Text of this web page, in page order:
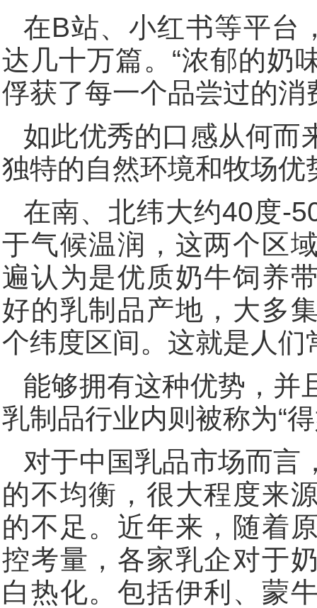
在B站、小红书等平台
达几十万篇。“浓郁的奶
俘获了每一个品尝过的消
如此优秀的口感从何而
独特的自然环境和牧场优
在南、北纬大约40度-
于气候温润，这两个区
遍认为是优质奶牛饲养
好的乳制品产地，大多
个纬度区间。这就是人们
能够拥有这种优势，并
乳制品行业内则被称为“
对于中国乳品市场而言
的不均衡，很大程度来
的不足。近年来，随着
控考量，各家乳企对于
白热化。包括伊利、蒙